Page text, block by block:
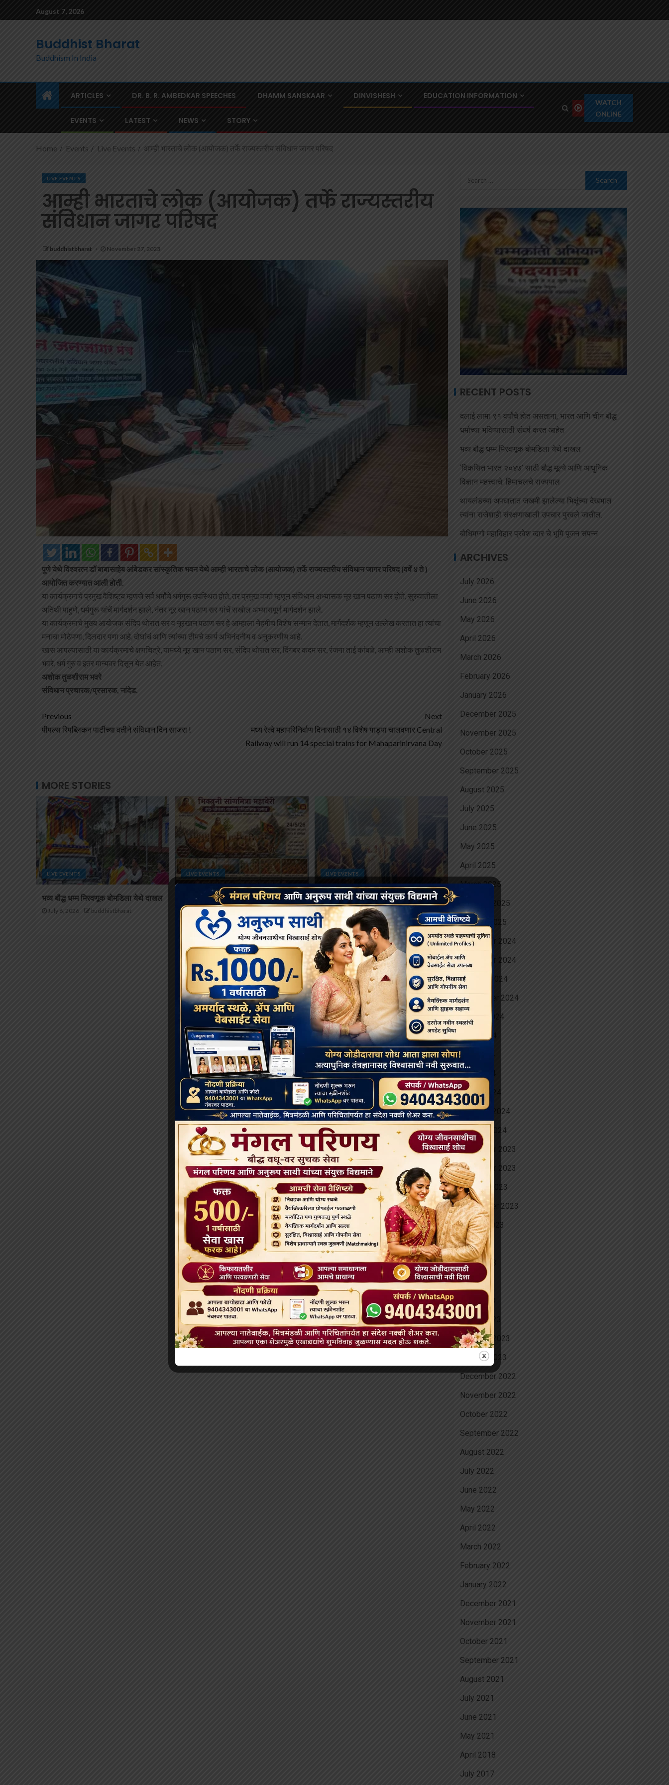
August 7, 2026
Buddhist Bharat
Buddhism In India
ARTICLES DR. B. R. AMBEDKAR SPEECHES DHAMM SANSKAAR DINVISHESH EDUCATION INFORMATION
EVENTS LATEST NEWS STORY
WATCH
ONLINE
Home Events Live Events आम्ही भारताचे लोक (आयोजक) तर्फे राज्यस्तरीय संविधान जागर परिषद
LIVE EVENTS
आम्ही भारताचे लोक (आयोजक) तर्फे राज्यस्तरीय
संविधान जागर परिषद
buddhistbharat November 27, 2023
पुणे येथे विश्वरत्न डॉ बाबासाहेब आंबेडकर सांस्कृतिक भवन येथे आम्ही भारताचे लोक (आयोजक) तर्फे राज्यस्तरीय संविधान जागर परिषद (वर्षे ४ ते )
आयोजित करण्यात आली होती.
या कार्यक्रमाचे प्रमुख वैशिष्ट्य म्हणजे सर्व धर्मांचे धर्मगुरू उपस्थित होते, तर प्रमुख वक्ते म्हणून संविधान अभ्यासक नूर खान पठाण सर होते, सुरुवातीला
अतिथी पाहुणे, धर्मगुरू यांचें मार्गदर्शन झाले, नंतर नूर खान पठाण सर यांचें सखोल अभ्यासपूर्ण मार्गदर्शन झाले.
या कार्यक्रमाचे मुख्य आयोजक संदिप थोरात सर व नूरखान पठाण सर हे आम्हाला नेहमीच विशेष सन्मान देतात, मार्गदर्शक म्हणून उल्लेख करतात हा त्यांचा
मनाचा मोठेपणा, दिलदार पणा आहे, दोघांचं आणि त्यांच्या टीमचे कार्य अभिनंदनीय व अनुकरणीय आहे.
खास आपल्यासाठी या कार्यक्रमाचे क्षणचित्रे, यामध्ये नूर खान पठाण सर, संदिप थोरात सर, दिंगबर कदम सर, रंजना ताई कांबळे, आम्ही अशोक तुळशीराम
भवरे, धर्म गुरु व इतर मान्यवर दिसून येत आहेत.
अशोक तुळशीराम भवरे
संविधान प्रचारक/प्रसारक, नांदेड.
Previous
पीपल्स रिपब्लिकन पार्टीच्या वतीने संविधान दिन साजरा !
Next
मध्य रेल्वे महापरिनिर्वाण दिनासाठी १४ विशेष गाड्या चालवणार Central
Railway will run 14 special trains for Mahaparinirvana Day
MORE STORIES
LIVE EVENTS
भव्य बौद्ध धम्म मिरवणूक बोमडिला येथे दाखल
July 6, 2026 buddhistbharat
LIVE EVENTS
भिक्खूणी संघमित्रा महाथेरी इंडो श्रीलंका
विरासत (इतिहास) उत्सव
May 20, 2026 buddhistbharat
LIVE EVENTS
“वैशाख दिपोत्सव जुहू चौपाटी नाही तर
चैत्यभूमी येथे होणार”
March 3, 2026 buddhistbharat
RECENT POSTS
दलाई लामा ९१ वर्षांचे होत असताना, भारत आणि चीन बौद्ध
धर्माच्या भविष्यासाठी संघर्ष करत आहेत
भव्य बौद्ध धम्म मिरवणूक बोमडिला येथे दाखल
‘विकसित भारत २०४७’ साठी बौद्ध मूल्ये आणि आधुनिक
विज्ञान महत्त्वाचे: हिमाचलचे राज्यपाल
थायलंडच्या अपघातात जखमी झालेल्या भिक्षूंच्या देखभाल
त्यांना राजेशाही संरक्षणाखाली उपचार पुरवले जातील.
बोधिमग्गो महाविहार प्रवेश व्दार चे भूमि पूजन संपन्न
ARCHIVES
July 2026
June 2026
May 2026
April 2026
March 2026
February 2026
January 2026
December 2025
November 2025
October 2025
September 2025
August 2025
July 2025
June 2025
May 2025
April 2025
March 2025
February 2025
January 2025
December 2024
November 2024
October 2024
September 2024
August 2024
June 2024
May 2024
April 2024
March 2024
February 2024
January 2024
December 2023
November 2023
October 2023
September 2023
August 2023
July 2023
June 2023
May 2023
April 2023
March 2023
February 2023
January 2023
December 2022
November 2022
October 2022
September 2022
August 2022
July 2022
June 2022
May 2022
April 2022
March 2022
February 2022
January 2022
December 2021
November 2021
October 2021
September 2021
August 2021
July 2021
June 2021
May 2021
April 2018
July 2017